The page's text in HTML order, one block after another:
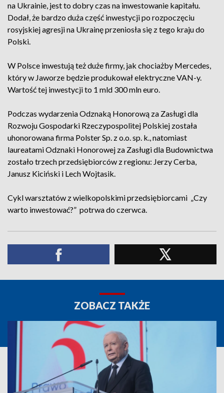
na Ukrainie, jest to dobry czas na inwestowanie kapitału.
Dodał, że bardzo duża część inwestycji po rozpoczęciu
rosyjskiej agresji na Ukrainę przeniosła się z tego kraju do
Polski.
W Polsce inwestują też duże firmy, jak chociażby Mercedes,
który w Jaworze będzie produkował elektryczne VAN-y.
Wartość tej inwestycji to 1 mld 300 mln euro.
Podczas wydarzenia Odznaką Honorową za Zasługi dla
Rozwoju Gospodarki Rzeczypospolitej Polskiej została
uhonorowana firma Polster Sp. z o.o. sp. k., natomiast
laureatami Odznaki Honorowej za Zasługi dla Budownictwa
zostało trzech przedsiębiorców z regionu: Jerzy Cerba,
Janusz Kiciński i Lech Wojtasik.
Cykl warsztatów z wielkopolskimi przedsiębiorcami „Czy
warto inwestować?” potrwa do czerwca.
ZOBACZ TAKŻE